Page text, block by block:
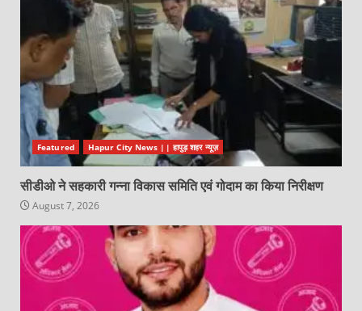
Featured Hapur City News || हापुड़ शहर न्यूज़
सीडीओ ने सहकारी गन्ना विकास समिति एवं गोदाम का किया निरीक्षण
August 7, 2026